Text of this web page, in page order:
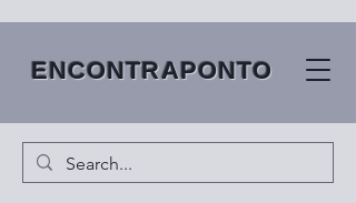
ENCONTRAPONTO